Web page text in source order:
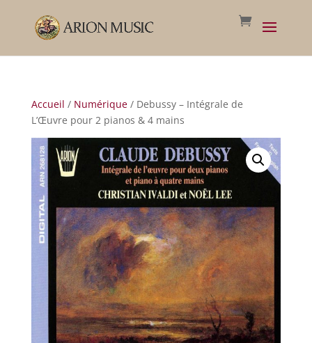
Accueil / Numérique/ Debussy – Intégrale de
L’Œuvre pour 2 pianos & 4 mains